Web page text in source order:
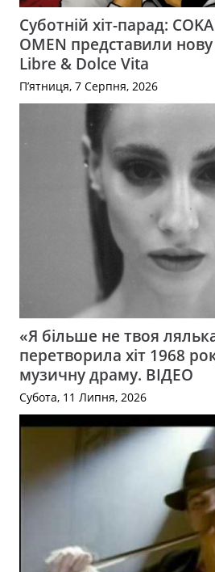
Суботній хіт-парад:
OMEN представили
Libre & Dolce Vita
П’ятниця, 7 Серпня, 2026
«Я більше не твоя
перетворила хіт 1968
музичну драму. ВІДЕО
Субота, 11 Липня, 2026